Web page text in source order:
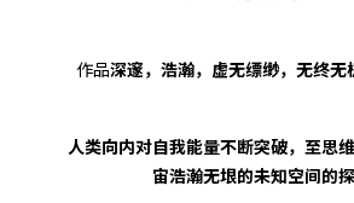
作品深邃，浩瀚，虚无缥缈，无终无
人类向内对自我能量不断突破，至思
宙浩瀚无垠的未知空间的探